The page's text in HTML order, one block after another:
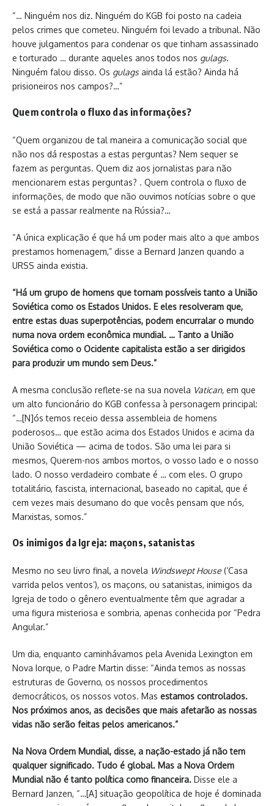
“… Ninguém nos diz. Ninguém do KGB foi posto na cadeia
pelos crimes que cometeu. Ninguém foi levado a tribunal. Não
houve julgamentos para condenar os que tinham assassinado
e torturado … durante aqueles anos todos nos gulags.
Ninguém falou disso. Os gulagsainda lá estão? Ainda há
prisioneiros nos campos?…”
Quem controla o fluxo das informações?
“Quem organizou de tal maneira a comunicação social que
não nos dá respostas a estas perguntas? Nem sequer se
fazem as perguntas. Quem diz aos jornalistas para não
mencionarem estas perguntas? . Quem controla o fluxo de
informações, de modo que não ouvimos notícias sobre o que
se está a passar realmente na Rússia?…
“A única explicação é que há um poder mais alto a que ambos
prestamos homenagem,” disse a Bernard Janzen quando a
URSS ainda existia.
“Há um grupo de homens que tornam possíveis tanto a União
Soviética como os Estados Unidos. E eles resolveram que,
entre estas duas superpotências, podem encurralar o mundo
numa nova ordem econômica mundial. … Tanto a União
Soviética como o Ocidente capitalista estão a ser dirigidos
para produzir um mundo sem Deus.”
A mesma conclusão reflete-se na sua novela Vatican, em que
um alto funcionário do KGB confessa à personagem principal:
“…[N]ós temos receio dessa assembleia de homens
poderosos… que estão acima dos Estados Unidos e acima da
União Soviética — acima de todos. São uma lei para si
mesmos, Querem-nos ambos mortos, o vosso lado e o nosso
lado. O nosso verdadeiro combate é … com eles. O grupo
totalitário, fascista, internacional, baseado no capital, que é
cem vezes mais desumano do que vocês pensam que nós,
Marxistas, somos.”
Os inimigos da Igreja: maçons, satanistas
Mesmo no seu livro final, a novela Windswept House(‘Casa
varrida pelos ventos’), os maçons, ou satanistas, inimigos da
Igreja de todo o gênero eventualmente têm que agradar a
uma figura misteriosa e sombria, apenas conhecida por “Pedra
Angular.”
Um dia, enquanto caminhávamos pela Avenida Lexington em
Nova Iorque, o Padre Martin disse: “Ainda temos as nossas
estruturas de Governo, os nossos procedimentos
democráticos, os nossos votos. Mas estamos controlados.
Nos próximos anos, as decisões que mais afetarão as nossas
vidas não serão feitas pelos americanos.”
Na Nova Ordem Mundial, disse, a nação-estado já não tem
qualquer significado. Tudo é global. Mas a Nova Ordem
Mundial não é tanto política como financeira. Disse ele a
Bernard Janzen, “…[A] situação geopolítica de hoje é dominada